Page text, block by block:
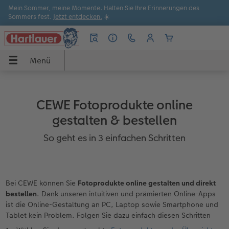
Mein Sommer, meine Momente. Halten Sie Ihre Erinnerungen des
Sommers fest. Jetzt entdecken. ☀️
Menü
Menü
Übersicht
Formate
Einbände
Veredelung
Übersicht
Fotoleinwand
Posterleiste
Rahmen
Übersicht
Fotoabzüge
Foto im Rahmen
Matte Prints
Übersicht
Einladungen
Hochzeitskarten
Geburtstagskarten
Übersicht
Produktvielfalt
Filialsuche
Express-Foto
Übersicht
Geschenkideen
Spiele & Puzzle
Fotopuzzle
Übersicht
iPhone Hüllen
Google Pixel Hüllen
Xiaomi Hüllen
Übersicht
Wandkalender
Terminkalender
Wochenkalender
Übersicht
Sommermomente
Inspiration
Geburtstagsgeschenke
Übersicht Bestellwege
Hartlauer Foto World Software
Online gestalten
CEWE myPhotos
CEWE Fotoprodukte online
gestalten & bestellen
So geht es in 3 einfachen Schritten
Bei CEWE können Sie Fotoprodukte online gestalten und direkt
bestellen. Dank unseren intuitiven und prämierten Online-Apps
ist die Online-Gestaltung an PC, Laptop sowie Smartphone und
Tablet kein Problem. Folgen Sie dazu einfach diesen Schritten